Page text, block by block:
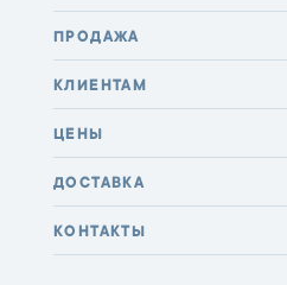
ПРОДАЖА
КЛИЕНТАМ
ЦЕНЫ
ДОСТАВКА
КОНТАКТЫ